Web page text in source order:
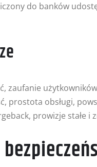
do banków
zaufanie
prostota obsługi,
prowizje stałe i